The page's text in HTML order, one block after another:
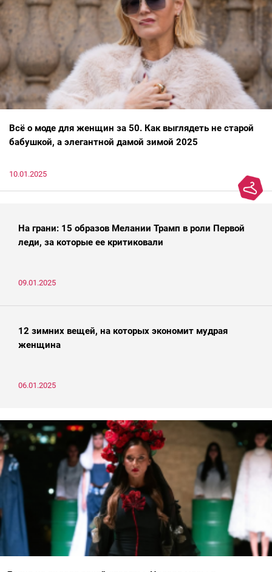
Всё о моде для женщин за 50. Как выглядеть не старой
бабушкой, а элегантной дамой зимой 2025
10.01.2025
На грани: 15 образов Мелании Трамп в роли Первой
леди, за которые ее критиковали
09.01.2025
12 зимних вещей, на которых экономит мудрая
женщина
06.01.2025